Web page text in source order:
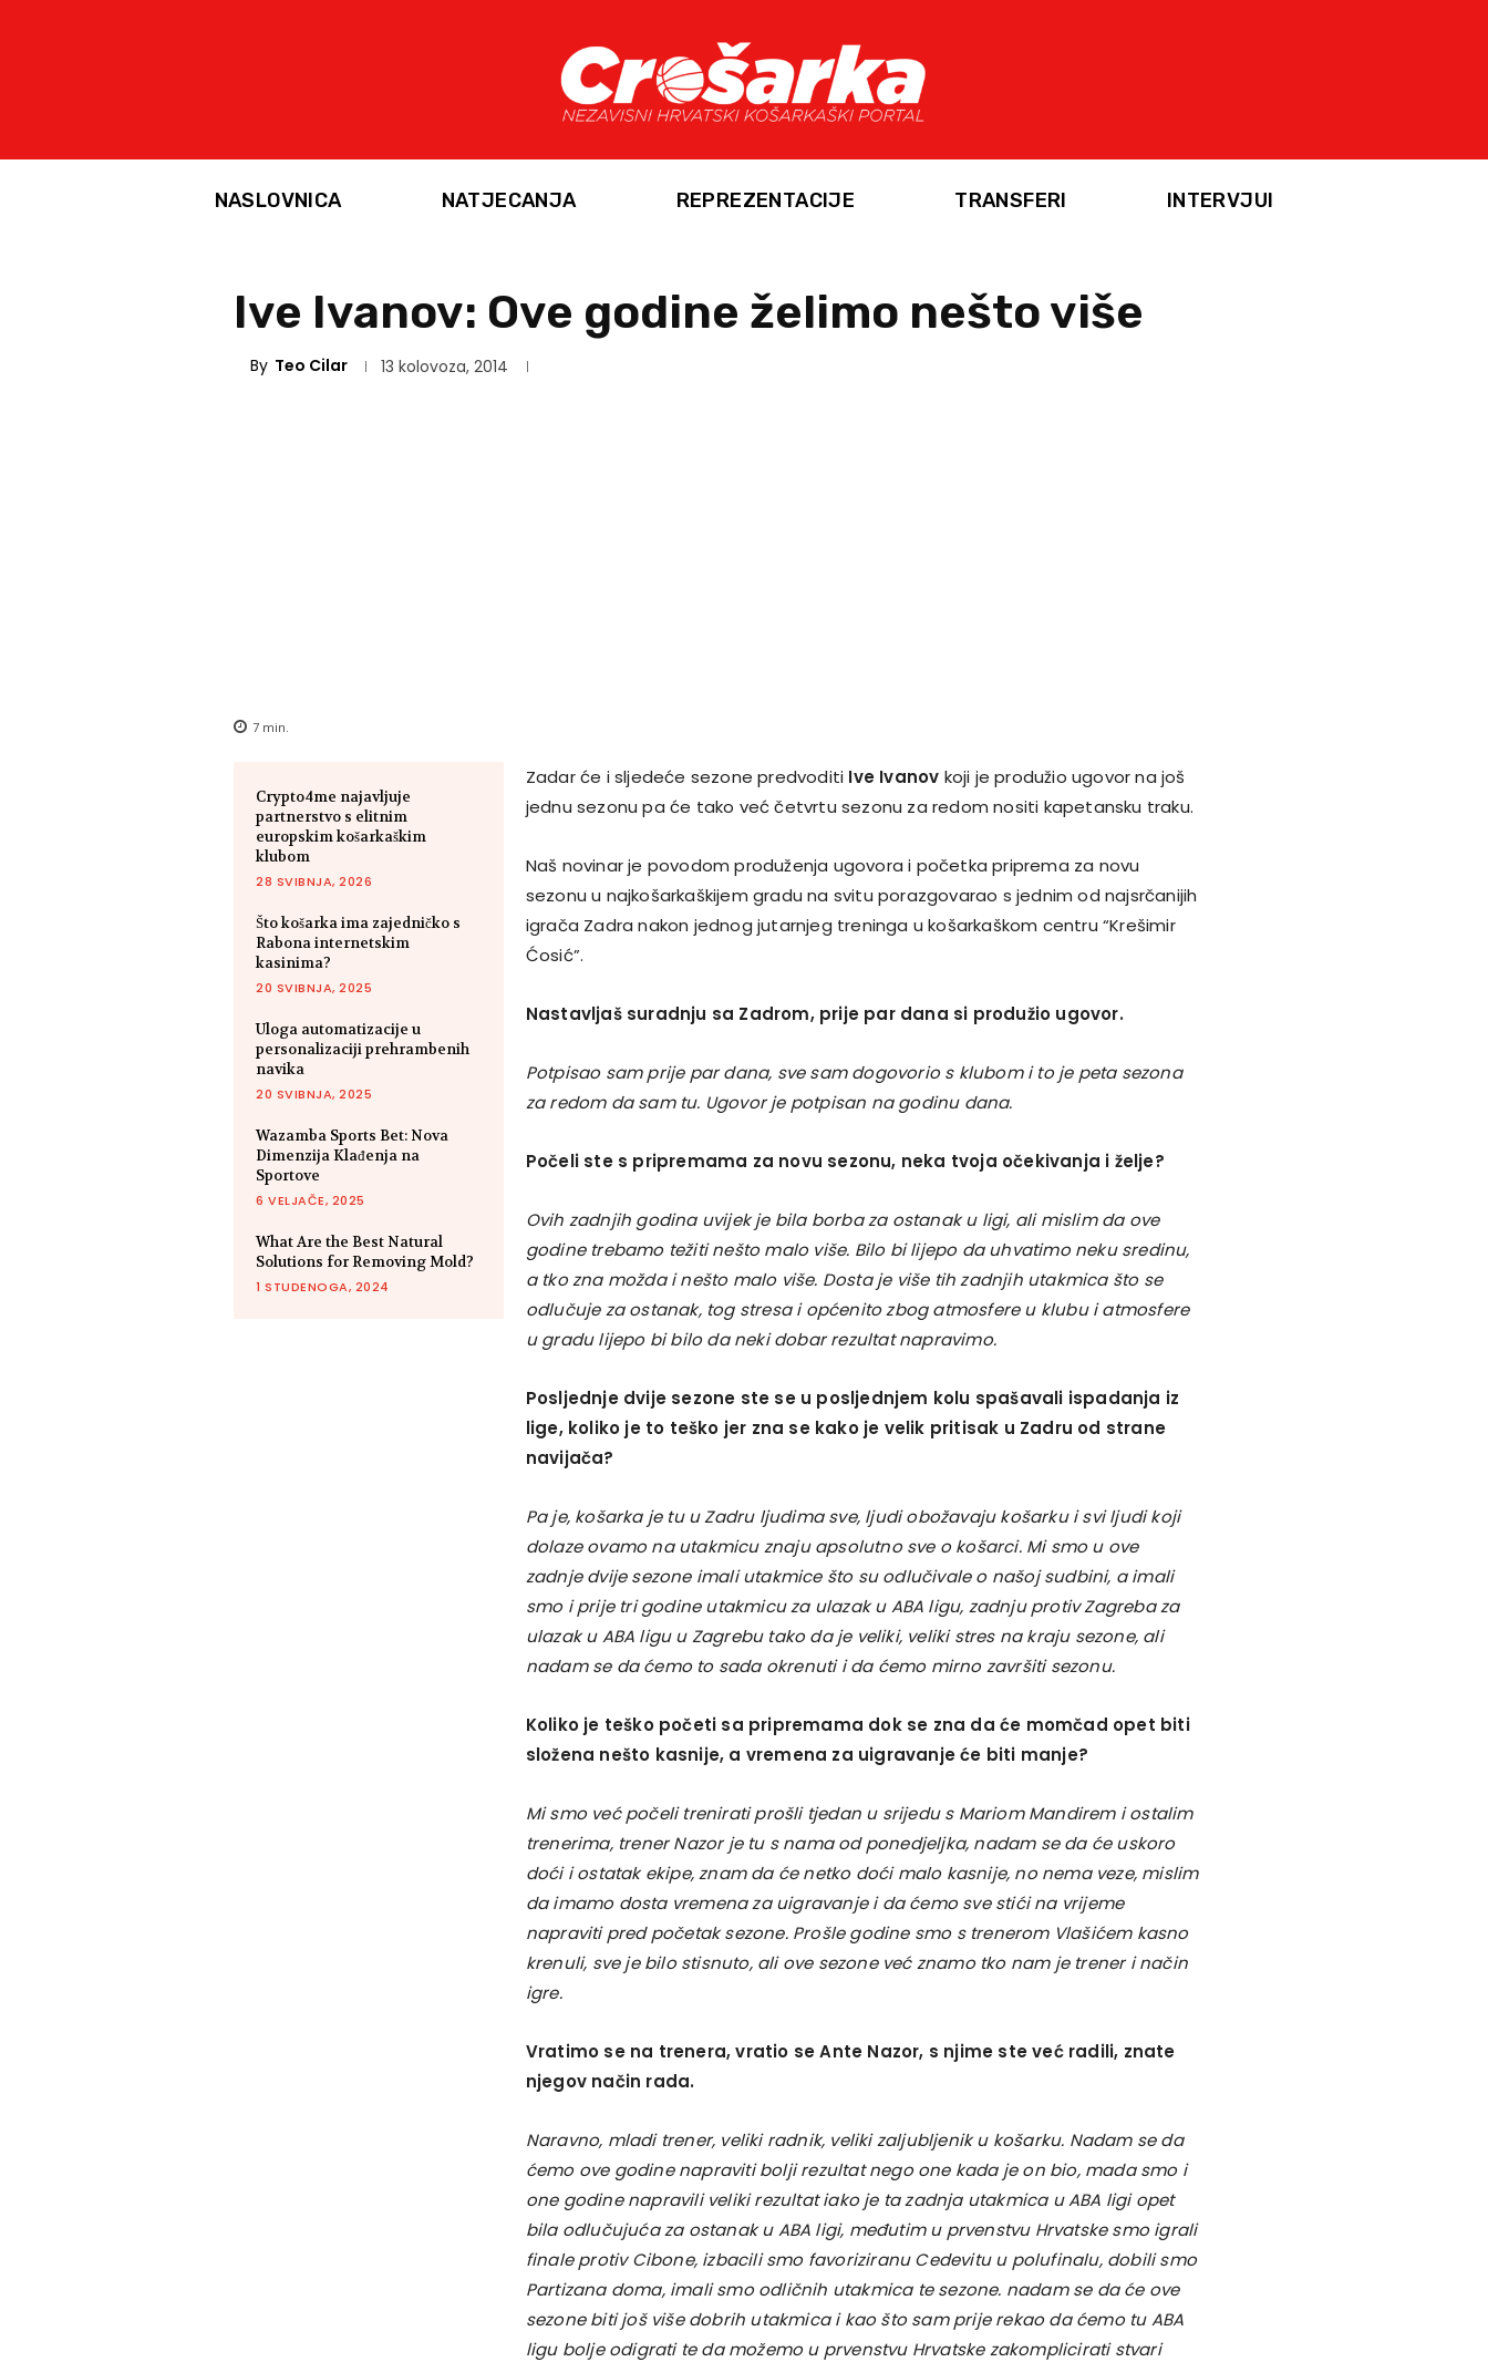
NASLOVNICA NATJECANJA REPREZENTACIJE TRANSFERI INTERVJUI
Ive Ivanov: Ove godine želimo nešto više
By Teo Cilar 13 kolovoza, 2014
7 min.
Crypto4me najavljuje
partnerstvo s elitnim
europskim košarkaškim
klubom
28 SVIBNJA, 2026
Što košarka ima zajedničko s
Rabona internetskim
kasinima?
20 SVIBNJA, 2025
Uloga automatizacije u
personalizaciji prehrambenih
navika
20 SVIBNJA, 2025
Wazamba Sports Bet: Nova
Dimenzija Klađenja na
Sportove
6 VELJAČE, 2025
What Are the Best Natural
Solutions for Removing Mold?
1 STUDENOGA, 2024
Zadar će i sljedeće sezone predvoditi Ive Ivanov koji je produžio ugovor na još
jednu sezonu pa će tako već četvrtu sezonu za redom nositi kapetansku traku.
Naš novinar je povodom produženja ugovora i početka priprema za novu
sezonu u najkošarkaškijem gradu na svitu porazgovarao s jednim od najsrčanijih
igrača Zadra nakon jednog jutarnjeg treninga u košarkaškom centru “Krešimir
Ćosić”.
Nastavljaš suradnju sa Zadrom, prije par dana si produžio ugovor.
Potpisao sam prije par dana, sve sam dogovorio s klubom i to je peta sezona
za redom da sam tu. Ugovor je potpisan na godinu dana.
Počeli ste s pripremama za novu sezonu, neka tvoja očekivanja i želje?
Ovih zadnjih godina uvijek je bila borba za ostanak u ligi, ali mislim da ove
godine trebamo težiti nešto malo više. Bilo bi lijepo da uhvatimo neku sredinu,
a tko zna možda i nešto malo više. Dosta je više tih zadnjih utakmica što se
odlučuje za ostanak, tog stresa i općenito zbog atmosfere u klubu i atmosfere
u gradu lijepo bi bilo da neki dobar rezultat napravimo.
Posljednje dvije sezone ste se u posljednjem kolu spašavali ispadanja iz
lige, koliko je to teško jer zna se kako je velik pritisak u Zadru od strane
navijača?
Pa je, košarka je tu u Zadru ljudima sve, ljudi obožavaju košarku i svi ljudi koji
dolaze ovamo na utakmicu znaju apsolutno sve o košarci. Mi smo u ove
zadnje dvije sezone imali utakmice što su odlučivale o našoj sudbini, a imali
smo i prije tri godine utakmicu za ulazak u ABA ligu, zadnju protiv Zagreba za
ulazak u ABA ligu u Zagrebu tako da je veliki, veliki stres na kraju sezone, ali
nadam se da ćemo to sada okrenuti i da ćemo mirno završiti sezonu.
Koliko je teško početi sa pripremama dok se zna da će momčad opet biti
složena nešto kasnije, a vremena za uigravanje će biti manje?
Mi smo već počeli trenirati prošli tjedan u srijedu s Mariom Mandirem i ostalim
trenerima, trener Nazor je tu s nama od ponedjeljka, nadam se da će uskoro
doći i ostatak ekipe, znam da će netko doći malo kasnije, no nema veze, mislim
da imamo dosta vremena za uigravanje i da ćemo sve stići na vrijeme
napraviti pred početak sezone. Prošle godine smo s trenerom Vlašićem kasno
krenuli, sve je bilo stisnuto, ali ove sezone već znamo tko nam je trener i način
igre.
Vratimo se na trenera, vratio se Ante Nazor, s njime ste već radili, znate
njegov način rada.
Naravno, mladi trener, veliki radnik, veliki zaljubljenik u košarku. Nadam se da
ćemo ove godine napraviti bolji rezultat nego one kada je on bio, mada smo i
one godine napravili veliki rezultat iako je ta zadnja utakmica u ABA ligi opet
bila odlučujuća za ostanak u ABA ligi, međutim u prvenstvu Hrvatske smo igrali
finale protiv Cibone, izbacili smo favoriziranu Cedevitu u polufinalu, dobili smo
Partizana doma, imali smo odličnih utakmica te sezone. nadam se da će ove
sezone biti još više dobrih utakmica i kao što sam prije rekao da ćemo tu ABA
ligu bolje odigrati te da možemo u prvenstvu Hrvatske zakomplicirati stvari